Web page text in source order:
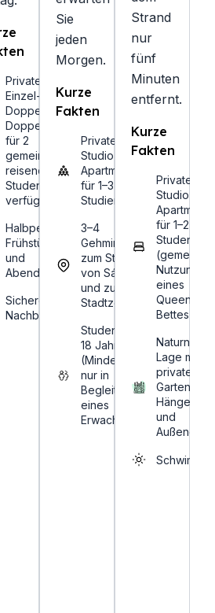
Privates
Einzel- oder
Doppelzimmer.
Doppelzimmer
für 2
gemeinsam
reisende
Studenten
verfügbar.
Halbpension:
Frühstück
und
Abendessen
Sichere
Nachbarschaften
Sie
jeden
Morgen.
Kurze
Fakten
Private
Studio-
Apartments
für 1–3
Studierende
3–4
Gehminuten
zum Strand
von Sámara
und zum
Stadtzentrum
Studenten ab
18 Jahren
(Minderjährige
nur in
Begleitung
eines
Erwachsenen)
Strand
nur
fünf
Minuten
entfernt.
Kurze
Fakten
Private
Studio-
Apartments
für 1–2
Studenten
Nutzung
eines
Bettes)
Naturnahe
Lage mit
privatem
Garten,
und